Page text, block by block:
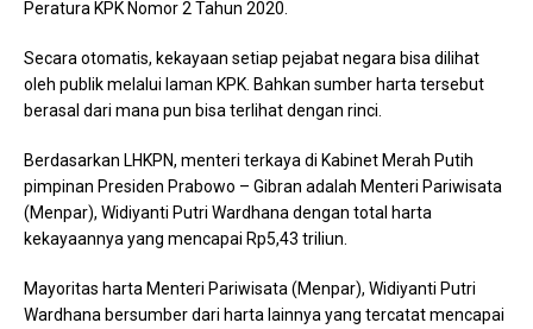
Peratura KPK Nomor 2 Tahun 2020.
Secara otomatis, kekayaan setiap pejabat negara bisa dilihat
oleh publik melalui laman KPK. Bahkan sumber harta tersebut
berasal dari mana pun bisa terlihat dengan rinci.
Berdasarkan LHKPN, menteri terkaya di Kabinet Merah Putih
pimpinan Presiden Prabowo – Gibran adalah Menteri Pariwisata
(Menpar), Widiyanti Putri Wardhana dengan total harta
kekayaannya yang mencapai Rp5,43 triliun.
Mayoritas harta Menteri Pariwisata (Menpar), Widiyanti Putri
Wardhana bersumber dari harta lainnya yang tercatat mencapai